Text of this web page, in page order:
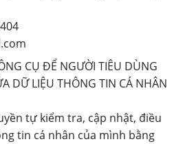
CỤ ĐỂ NGƯỜI TIÊU DÙNG
DỮ LIỆU THÔNG TIN CÁ NHÂN
tự kiểm tra, cập nhật, điều
tin cá nhân của mình bằng